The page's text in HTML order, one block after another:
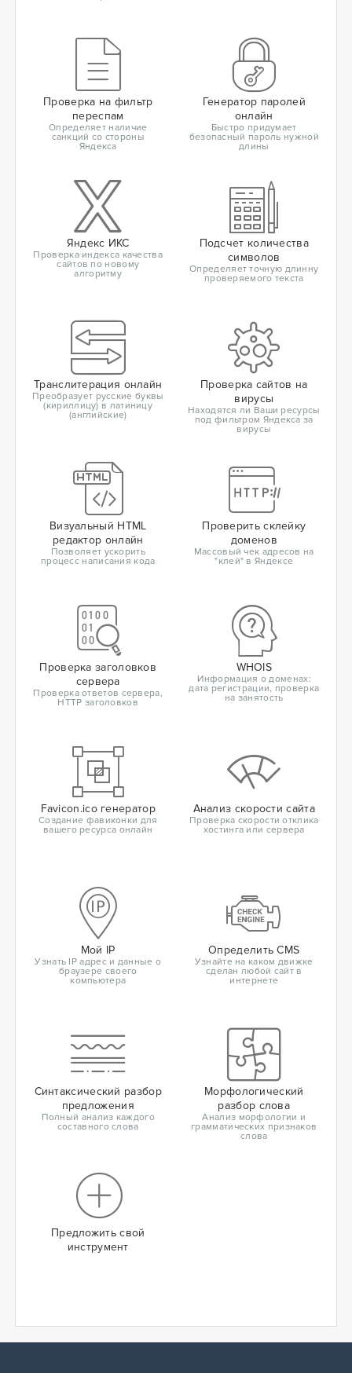
Проверка на фильтр
переспам
Определяет наличие
санкций со стороны
Яндекса
Генератор паролей
онлайн
Быстро придумает
безопасный пароль нужной
длины
Яндекс ИКС
Проверка индекса качества
сайтов по новому
алгоритму
Подсчет количества
символов
Определяет точную длинну
проверяемого текста
Транслитерация онлайн
Преобразует русские буквы
(кириллицу) в латиницу
(английские)
Проверка сайтов на
вирусы
Находятся ли Ваши ресурсы
под фильтром Яндекса за
вирусы
Визуальный HTML
редактор онлайн
Позволяет ускорить
процесс написания кода
Проверить склейку
доменов
Массовый чек адресов на
"клей" в Яндексе
Проверка заголовков
сервера
Проверка ответов сервера,
HTTP заголовков
WHOIS
Информация о доменах:
дата регистрации, проверка
на занятость
Favicon.ico генератор
Создание фавиконки для
вашего ресурса онлайн
Анализ скорости сайта
Проверка скорости отклика
хостинга или сервера
Мой IP
Узнать IP адрес и данные о
браузере своего
компьютера
Определить CMS
Узнайте на каком движке
сделан любой сайт в
интернете
Синтаксический разбор
предложения
Полный анализ каждого
составного слова
Морфологический
разбор слова
Анализ морфологии и
грамматических признаков
слова
Предложить свой
инструмент